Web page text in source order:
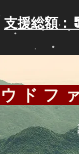
支援総額：
ドフ